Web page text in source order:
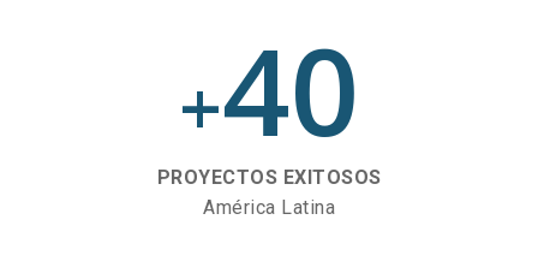
+40
PROYECTOS EXITOSOS
América Latina